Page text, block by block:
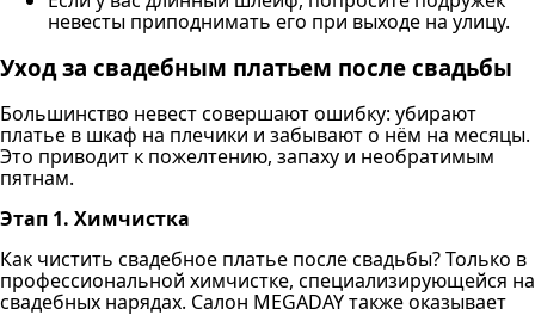
невесты приподнимать его при выходе на улицу.
Уход за свадебным платьем после свадьбы
Большинство невест совершают ошибку: убирают
платье в шкаф на плечики и забывают о нём на месяцы.
Это приводит к пожелтению, запаху и необратимым
пятнам.
Этап 1. Химчистка
Как чистить свадебное платье после свадьбы? Только в
профессиональной химчистке, специализирующейся на
свадебных нарядах. Салон MEGADAY также оказывает